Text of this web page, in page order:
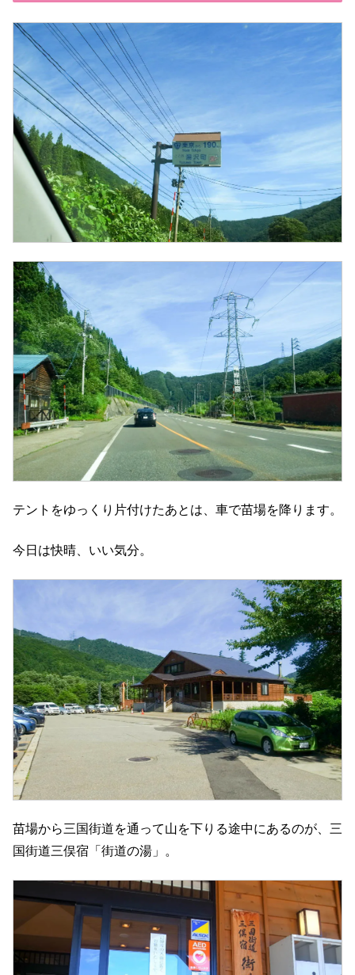
テントをゆっくり片付けたあとは、車で苗場を降ります。
今日は快晴、いい気分。
苗場から三国街道を通って山を下りる途中にあるのが、三
国街道三俣宿「街道の湯」。